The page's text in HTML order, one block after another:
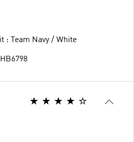
: Team Navy / White